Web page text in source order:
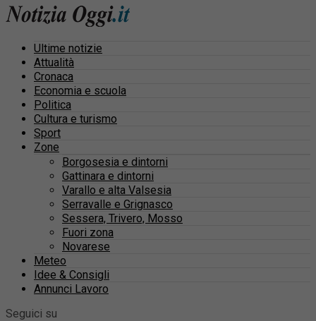
Ultime notizie
Attualità
Cronaca
Economia e scuola
Politica
Cultura e turismo
Sport
Zone
Borgosesia e dintorni
Gattinara e dintorni
Varallo e alta Valsesia
Serravalle e Grignasco
Sessera, Trivero, Mosso
Fuori zona
Novarese
Meteo
Idee & Consigli
Annunci Lavoro
Seguici su